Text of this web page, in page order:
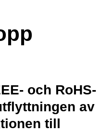
och RoHS-
av
till